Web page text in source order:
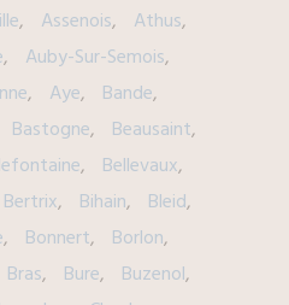
Assenois
Athus
Auby-Sur-Semois
Aye
Bande
Bastogne
Beausaint
Bellevaux
Bertrix Bihain
Bleid
Bonnert
Borlon
Bras Bure
Buzenol